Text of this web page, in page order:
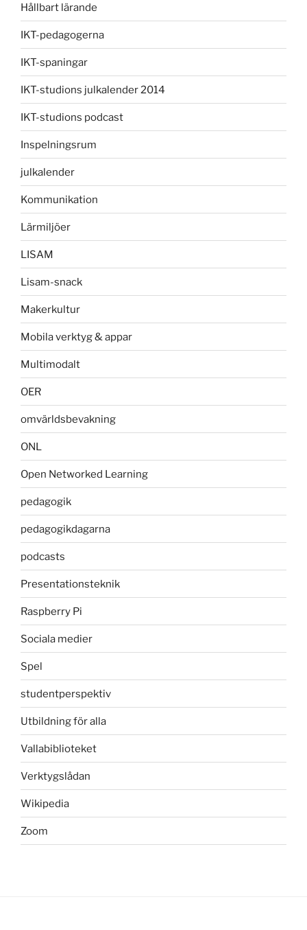
Hållbart lärande
IKT-pedagogerna
IKT-spaningar
IKT-studions julkalender 2014
IKT-studions podcast
Inspelningsrum
julkalender
Kommunikation
Lärmiljöer
LISAM
Lisam-snack
Makerkultur
Mobila verktyg & appar
Multimodalt
OER
omvärldsbevakning
ONL
Open Networked Learning
pedagogik
pedagogikdagarna
podcasts
Presentationsteknik
Raspberry Pi
Sociala medier
Spel
studentperspektiv
Utbildning för alla
Vallabiblioteket
Verktygslådan
Wikipedia
Zoom